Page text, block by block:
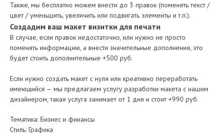
Также, мы бесплатно можем внести до 3 правок (поменять текст /
цвет / уменьшить, увеличить или подвигать элементы и т.п.).
Создадим ваш макет визитки для печати
В случае, если правок недостаточно, или нужно не просто
поменять информацию, а внести значительные дополнения, это
будет стоить дополнительные +500 руб.
Если нужно создать макет с нуля или креативно переработать
имеющийся — мы предлагаем услугу разработки макета с нашим
дизайнером, такая услуга занимает от 1 дня и стоит +990 руб.
Тематика: Бизнес и финансы
Стиль: Графика